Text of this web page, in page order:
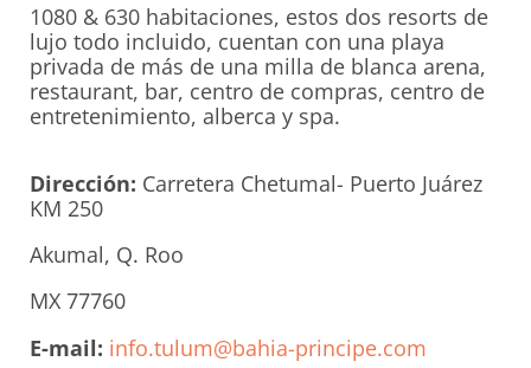
1080 & 630 habitaciones, estos dos resorts de
lujo todo incluido, cuentan con una playa
privada de más de una milla de blanca arena,
restaurant, bar, centro de compras, centro de
entretenimiento, alberca y spa.
Dirección: Carretera Chetumal- Puerto Juárez
KM 250
Akumal, Q. Roo
MX 77760
E-mail: info.tulum@bahia-principe.com